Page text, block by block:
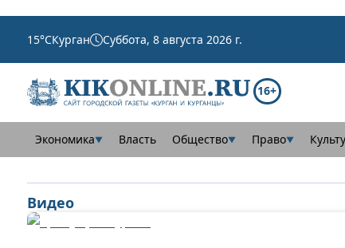
15°CКурган Суббота, 8 августа 2026 г.
16+
Экономика▼ Власть Общество▼ Право▼
Видео